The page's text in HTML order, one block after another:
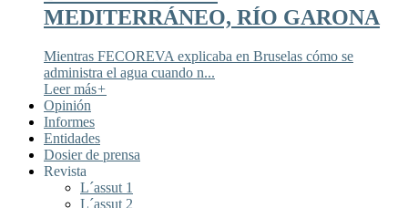
MEDITERRÁNEO, RÍO GARONA
Mientras FECOREVA explicaba en Bruselas cómo se
administra el agua cuando n...
Leer más+
Opinión
Informes
Entidades
Dosier de prensa
Revista
L´assut 1
L´assut 2